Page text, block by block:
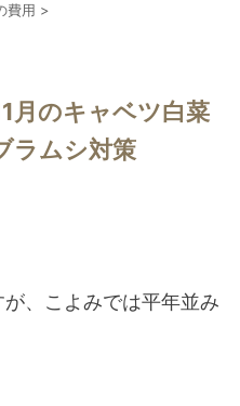
費用 >
月のキャベツ白菜
ラムシ対策
、こよみでは平年並み